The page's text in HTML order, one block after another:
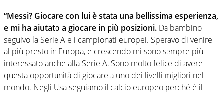
“Messi? Giocare con lui è stata una bellissima esperienza,
e mi ha aiutato a giocare in più posizioni. Da bambino
seguivo la Serie A e i campionati europei. Speravo di venire
al più presto in Europa, e crescendo mi sono sempre più
interessato anche alla Serie A. Sono molto felice di avere
questa opportunità di giocare a uno dei livelli migliori nel
mondo. Negli Usa seguiamo il calcio europeo perché è il